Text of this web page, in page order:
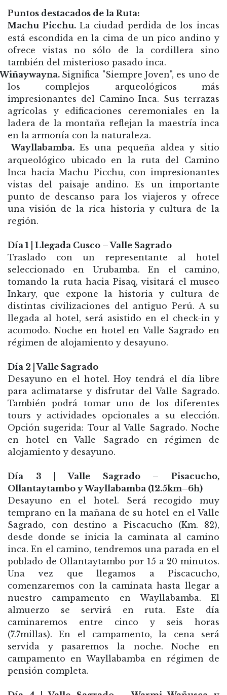
Puntos destacados de la Ruta:
Machu Picchu. La ciudad perdida de los incas
está escondida en la cima de un pico andino y
ofrece vistas no sólo de la cordillera sino
también del misterioso pasado inca.
Significa "Siempre Joven", es uno de
los complejos arqueológicos más
impresionantes del Camino Inca. Sus terrazas
agrícolas y edificaciones ceremoniales en la
ladera de la montaña reflejan la maestría inca
en la armonía con la naturaleza.
Wayllabamba. Es una pequeña aldea y sitio
arqueológico ubicado en la ruta del Camino
Inca hacia Machu Picchu, con impresionantes
vistas del paisaje andino. Es un importante
punto de descanso para los viajeros y ofrece
una visión de la rica historia y cultura de la
región.
Día 1 | Llegada Cusco – Valle Sagrado
Traslado con un representante al hotel
seleccionado en Urubamba. En el camino,
tomando la ruta hacia Pisaq, visitará el museo
Inkary, que expone la historia y cultura de
distintas civilizaciones del antiguo Perú. A su
llegada al hotel, será asistido en el check-in y
acomodo. Noche en hotel en Valle Sagrado en
régimen de alojamiento y desayuno.
Día 2 | Valle Sagrado
Desayuno en el hotel. Hoy tendrá el día libre
para aclimatarse y disfrutar del Valle Sagrado.
También podrá tomar uno de los diferentes
tours y actividades opcionales a su elección.
Opción sugerida: Tour al Valle Sagrado. Noche
en hotel en Valle Sagrado en régimen de
alojamiento y desayuno.
Día 3 | Valle Sagrado – Pisacucho,
Ollantaytambo y Wayllabamba (12.5km–6h)
Desayuno en el hotel. Será recogido muy
temprano en la mañana de su hotel en el Valle
Sagrado, con destino a Piscacucho (Km. 82),
desde donde se inicia la caminata al camino
inca. En el camino, tendremos una parada en el
poblado de Ollantaytambo por 15 a 20 minutos.
Una vez que llegamos a Piscacucho,
comenzaremos con la caminata hasta llegar a
nuestro campamento en Wayllabamba. El
almuerzo se servirá en ruta. Este día
caminaremos entre cinco y seis horas
(7.7millas). En el campamento, la cena será
servida y pasaremos la noche. Noche en
campamento en Wayllabamba en régimen de
pensión completa.